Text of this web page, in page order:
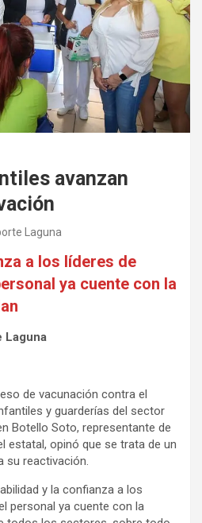
avanzan
Laguna
a los líderes de
ya cuente con la
Laguna
de vacunación contra el
y guarderías del sector
Botello Soto, representante de
estatal, opinó que se trata de un
su reactivación.
y la confianza a los
personal ya cuente con la